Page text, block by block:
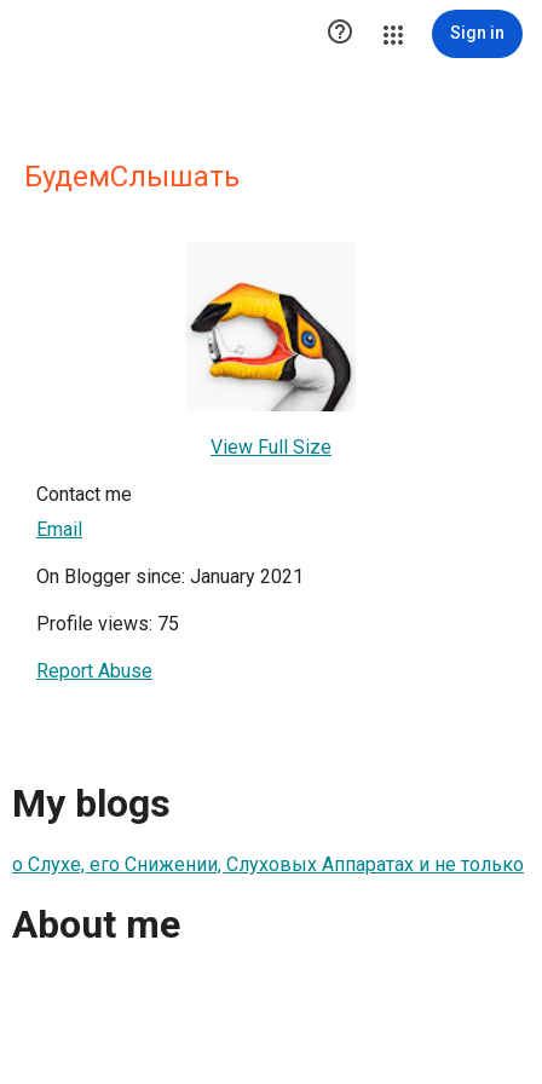
 Sign in
БудемСлышать
View Full Size
Contact me
Email
On Blogger since: January 2021
Profile views: 75
Report Abuse
My blogs
о Слухе, его Снижении, Слуховых Аппаратах и не только
About me